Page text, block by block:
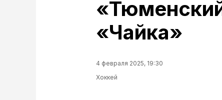
«Чайка»
4 февраля 2025, 19:30
Хоккей